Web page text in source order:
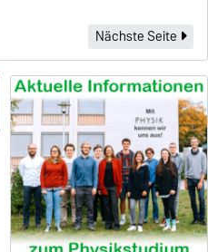
Nächste Seite